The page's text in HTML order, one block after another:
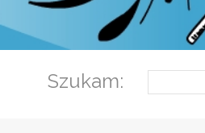
Szukam: